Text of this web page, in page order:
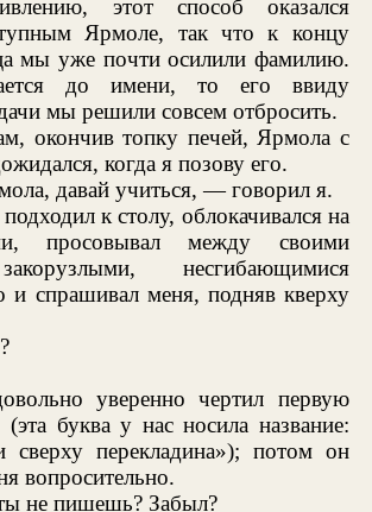
этот способ оказался
Ярмоле, так что к концу
мы уже почти осилили фамилию.
до имени, то его ввиду
мы решили совсем отбросить.
окончив топку печей, Ярмола с
когда я позову его.
давай учиться, — говорил я.
к столу, облокачивался на
просовывал между своими
несгибающимися
и спрашивал меня, подняв кверху
уверенно чертил первую
буква у нас носила название:
сверху перекладина»); потом он
вопросительно.
не пишешь? Забыл?